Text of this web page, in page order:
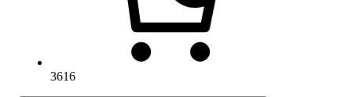
3616